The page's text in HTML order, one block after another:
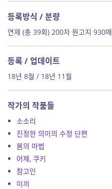
등록방식 / 분량
연재 (총 39회) 200자 원고지 930매
등록 / 업데이트
18년 8월 / 18년 11월
작가의 작품들
소소리
진정한 의미의 수정 단편
봄의 마법
어제, 쿠키
참고인
미끼